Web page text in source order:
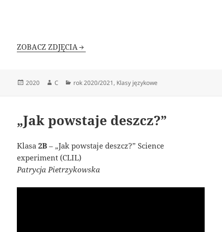
ZOBACZ ZDJĘCIA
Data
2020 Autor
C Kategorie
rok 2020/2021, Klasy językowe
„Jak powstaje deszcz?”
Klasa2B – „Jak powstaje deszcz?” Science
experiment (CLIL)
Patrycja Pietrzykowska